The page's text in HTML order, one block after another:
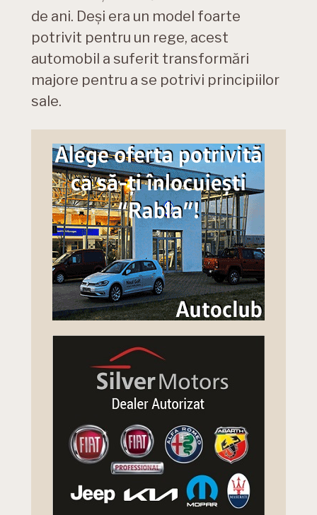
de ani. Deși era un model foarte
potrivit pentru un rege, acest
automobil a suferit transformări
majore pentru a se potrivi principiilor
sale.